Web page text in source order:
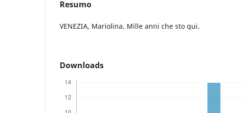
Resumo
VENEZIA, Mariolina. Mille anni che sto qui.
Downloads